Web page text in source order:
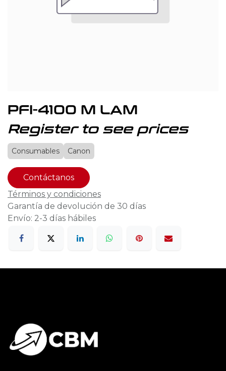
PFI-4100 M LAM
Register to see prices
Consumables Canon
Contáctanos
Términos y condiciones
Garantía de devolución de 30 días
Envío: 2-3 días hábiles